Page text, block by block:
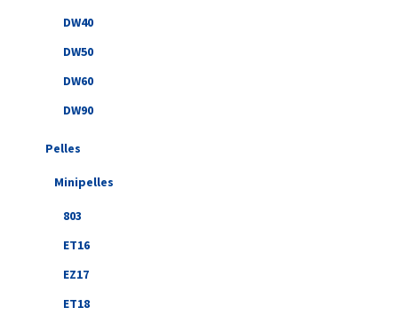
DW40
DW50
DW60
DW90
Pelles
Minipelles
803
ET16
EZ17
ET18